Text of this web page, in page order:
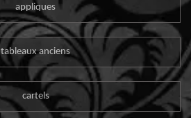
appliques
tableaux anciens
cartels